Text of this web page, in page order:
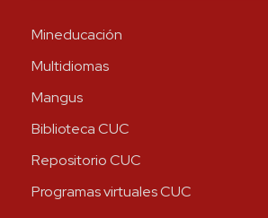
Mineducación
Multidiomas
Mangus
Biblioteca CUC
Repositorio CUC
Programas virtuales CUC